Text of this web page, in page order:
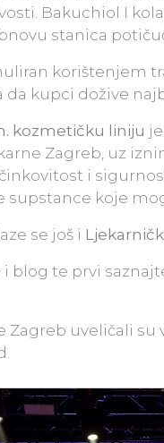
Bakuchiol I
stanica
korištenjem
da kupci dožive
kozmetičku liniju
Zagreb, uz
i
supstance koje
se još i
blog te prvi
Zagreb uveličali